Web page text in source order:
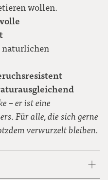
wollen.
natürlichen
– er ist eine
Für alle, die sich gerne
verwurzelt bleiben.